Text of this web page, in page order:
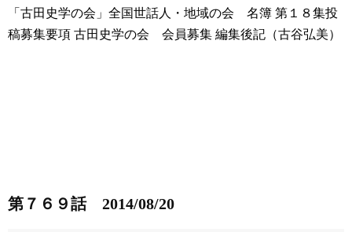
「古田史学の会」全国世話人・地域の会 名簿 第１８集投
稿募集要項 古田史学の会 会員募集 編集後記（古谷弘美）
第７６９話 2014/08/20